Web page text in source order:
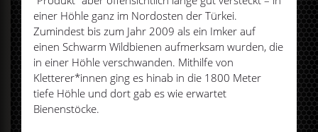
einer Höhle ganz im Nordosten der Türkei.
Zumindest bis zum Jahr 2009 als ein Imker auf
einen Schwarm Wildbienen aufmerksam wurden, die
in einer Höhle verschwanden. Mithilfe von
Kletterer*innen ging es hinab in die 1800 Meter
tiefe Höhle und dort gab es wie erwartet
Bienenstöcke.